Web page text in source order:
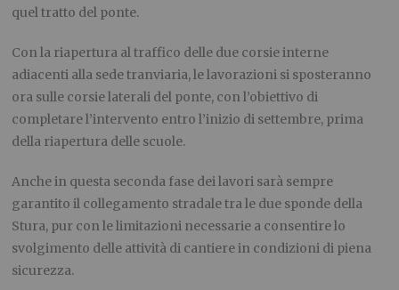
quel tratto del ponte.
Con la riapertura al traffico delle due corsie interne
adiacenti alla sede tranviaria, le lavorazioni si sposteranno
ora sulle corsie laterali del ponte, con l’obiettivo di
completare l’intervento entro l’inizio di settembre, prima
della riapertura delle scuole.
Anche in questa seconda fase dei lavori sarà sempre
garantito il collegamento stradale tra le due sponde della
Stura, pur con le limitazioni necessarie a consentire lo
svolgimento delle attività di cantiere in condizioni di piena
sicurezza.